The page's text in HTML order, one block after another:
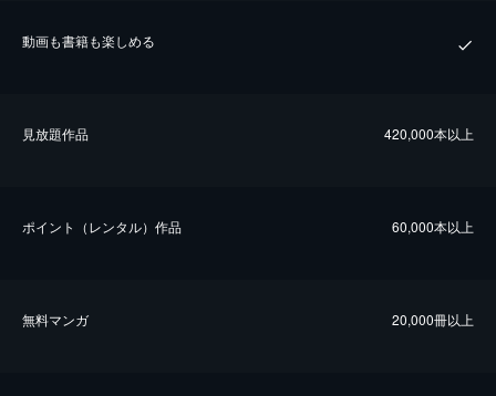
動画も書籍も楽しめる
⾒放題作品 420,000本以上
ポイント（レンタル）作品 60,000本以上
無料マンガ 20,000冊以上